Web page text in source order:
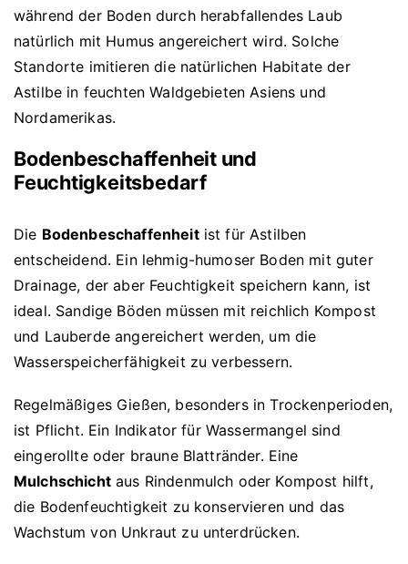
während der Boden durch herabfallendes Laub
natürlich mit Humus angereichert wird. Solche
Standorte imitieren die natürlichen Habitate der
Astilbe in feuchten Waldgebieten Asiens und
Nordamerikas.
Bodenbeschaffenheit und
Feuchtigkeitsbedarf
Die Bodenbeschaffenheitist für Astilben
entscheidend. Ein lehmig-humoser Boden mit guter
Drainage, der aber Feuchtigkeit speichern kann, ist
ideal. Sandige Böden müssen mit reichlich Kompost
und Lauberde angereichert werden, um die
Wasserspeicherfähigkeit zu verbessern.
Regelmäßiges Gießen, besonders in Trockenperioden,
ist Pflicht. Ein Indikator für Wassermangel sind
eingerollte oder braune Blattränder. Eine
Mulchschichtaus Rindenmulch oder Kompost hilft,
die Bodenfeuchtigkeit zu konservieren und das
Wachstum von Unkraut zu unterdrücken.